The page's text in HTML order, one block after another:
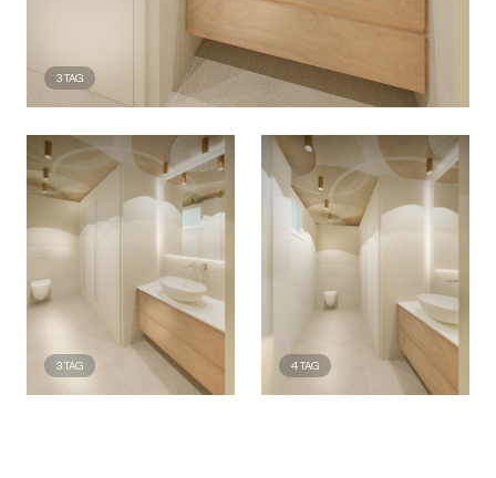
3TAG
3TAG 4TAG